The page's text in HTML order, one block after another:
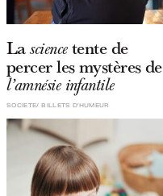
Lasciencetente de
percer les mystères de
l’amnésie infantile
BILLETS D'HUMEUR
SOCIETE